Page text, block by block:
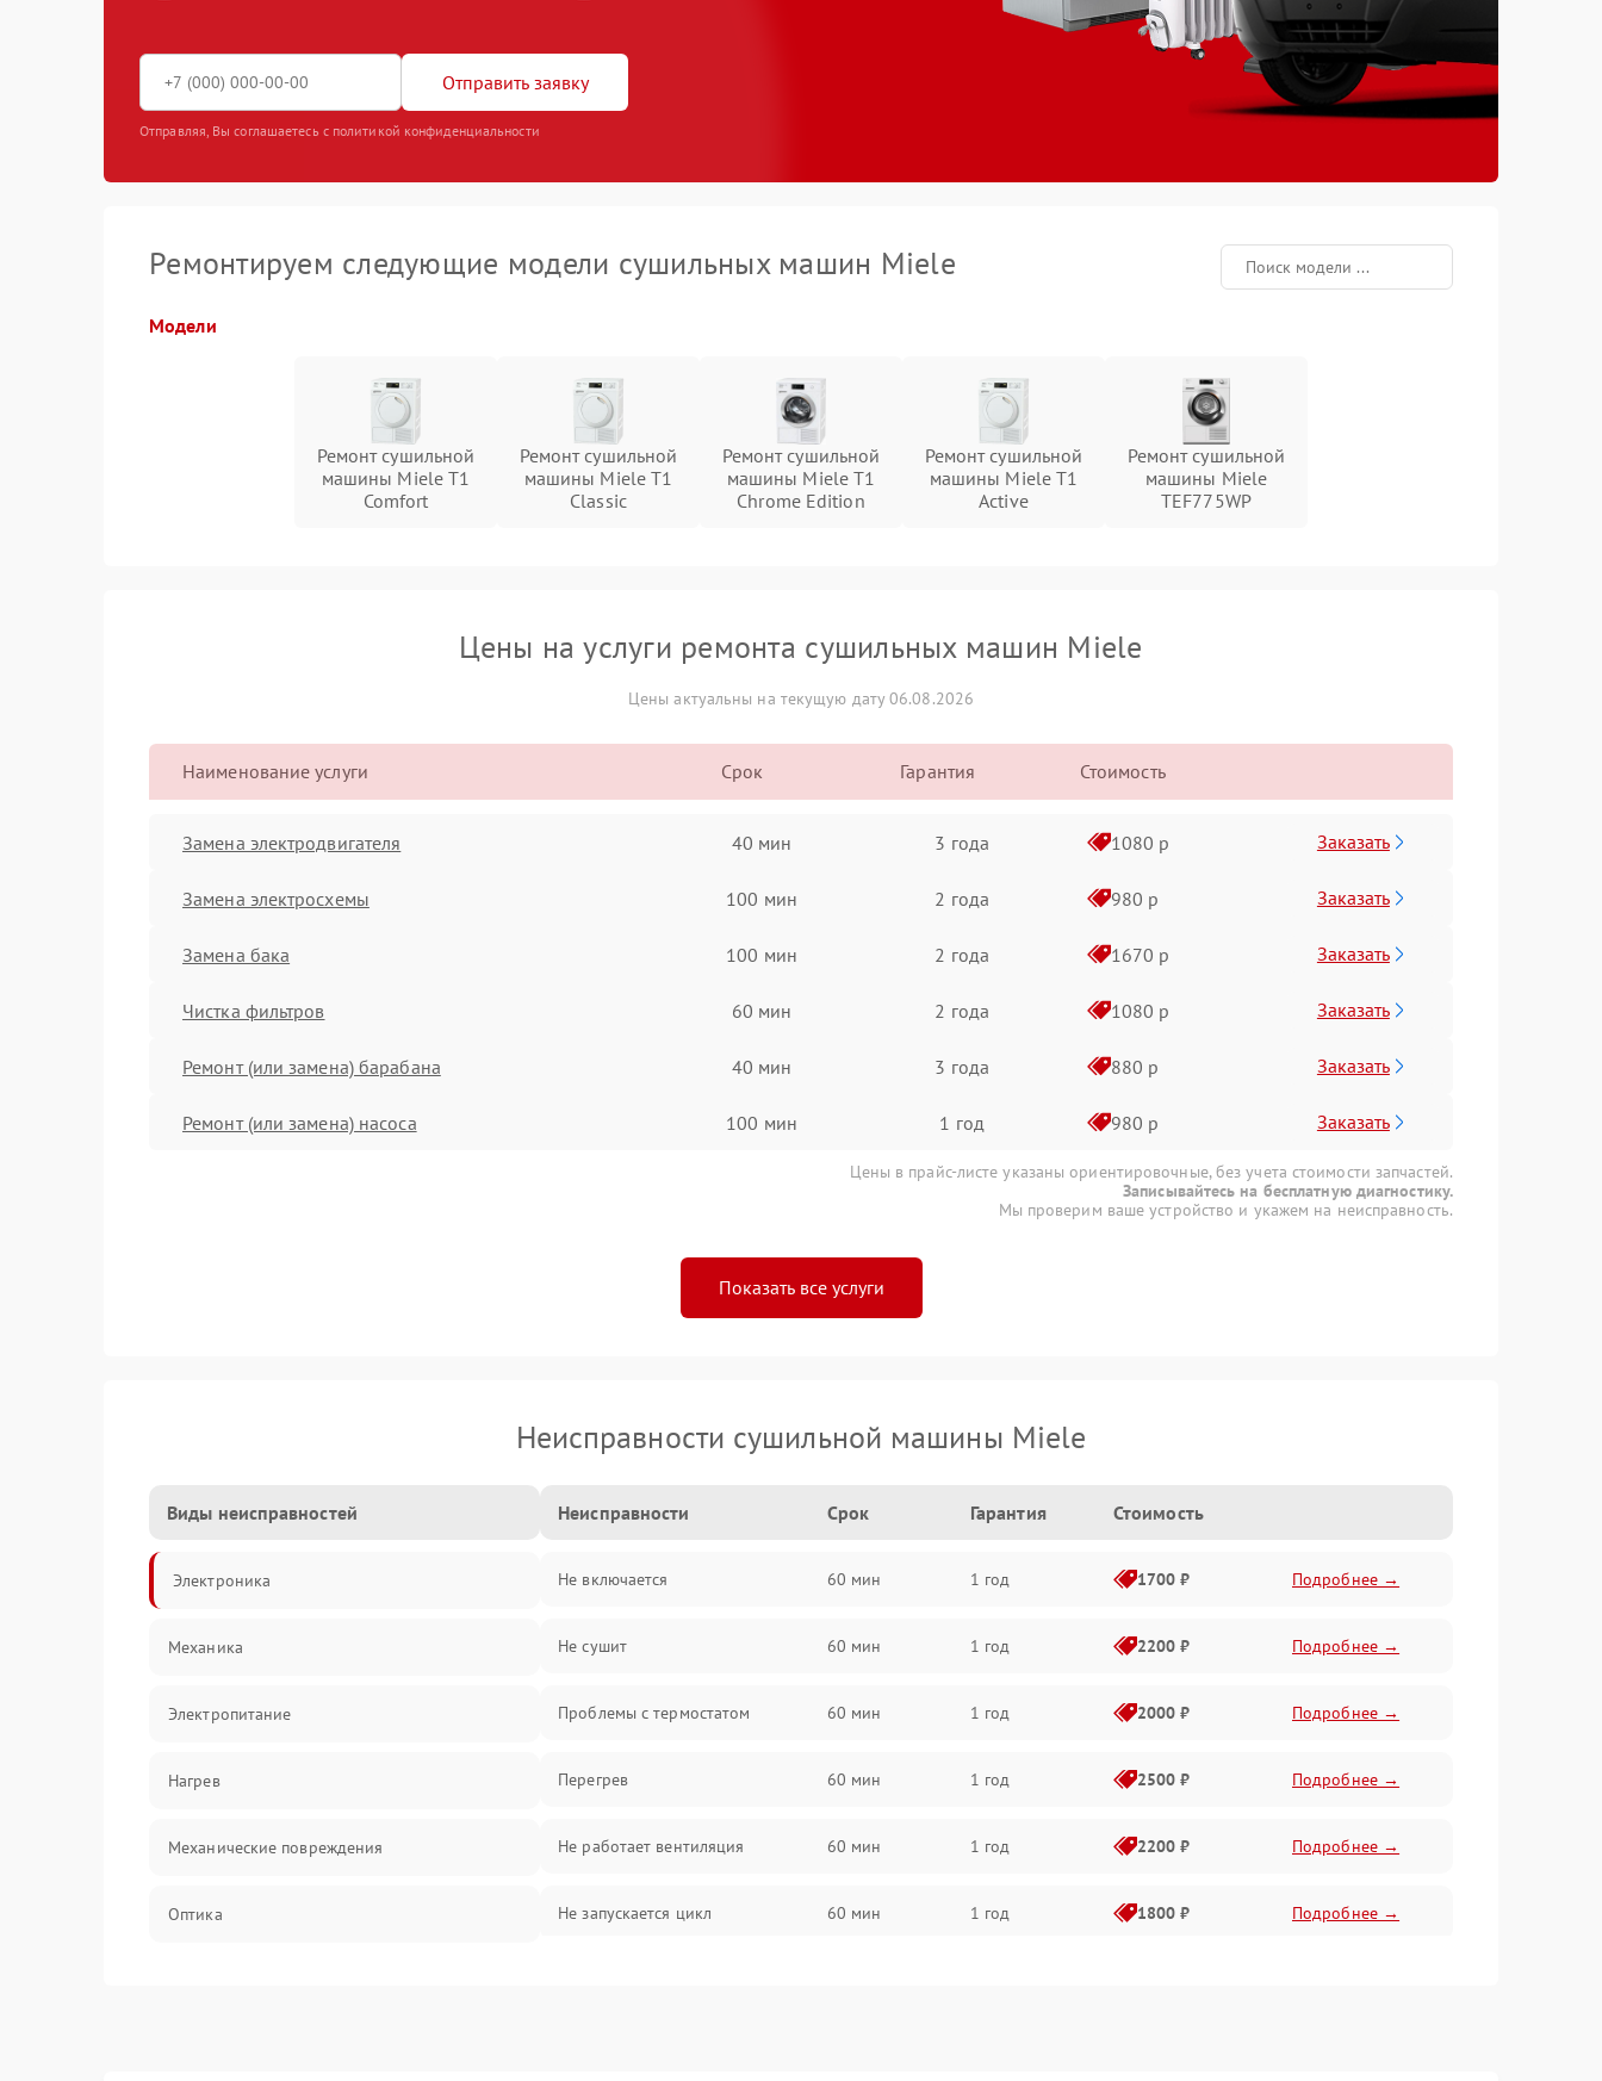
Отправить заявку
Отправляя, Вы соглашаетесь с политикой конфиденциальности
Ремонтируем следующие модели сушильных машин Miele
Модели
Ремонт сушильной
машины Miele T1
Comfort
Ремонт сушильной
машины Miele T1
Classic
Ремонт сушильной
машины Miele T1
Chrome Edition
Ремонт сушильной
машины Miele T1
Active
Ремонт сушильной
машины Miele
TEF775WP
Цены на услуги ремонта сушильных машин Miele
Цены актуальны на текущую дату 06.08.2026
Наименование услуги Срок Гарантия Стоимость
Замена электродвигателя 40 мин 3 года 1080 р Заказать
Замена электросхемы 100 мин 2 года 980 р Заказать
Замена бака 100 мин 2 года 1670 р Заказать
Чистка фильтров 60 мин 2 года 1080 р Заказать
Ремонт (или замена) барабана 40 мин 3 года 880 р Заказать
Ремонт (или замена) насоса 100 мин 1 год 980 р Заказать
Цены в прайс-листе указаны ориентировочные, без учета стоимости запчастей.
Записывайтесь на бесплатную диагностику.
Мы проверим ваше устройство и укажем на неисправность.
Показать все услуги
Неисправности сушильной машины Miele
Виды неисправностей
Электроника
Механика
Электропитание
Нагрев
Механические повреждения
Оптика
Неисправности Срок Гарантия Стоимость
Не включается 60 мин 1 год 1700 ₽ Подробнее →
Не сушит 60 мин 1 год 2200 ₽ Подробнее →
Проблемы с термостатом 60 мин 1 год 2000 ₽ Подробнее →
Перегрев 60 мин 1 год 2500 ₽ Подробнее →
Не работает вентиляция 60 мин 1 год 2200 ₽ Подробнее →
Не запускается цикл 60 мин 1 год 1800 ₽ Подробнее →